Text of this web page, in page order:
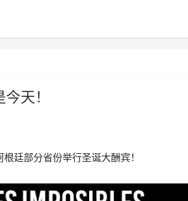
天！
廷部分省份举行圣诞大酬宾！